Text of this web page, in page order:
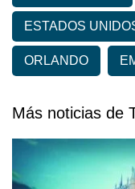
ESTADOS
ORLANDO
Más noticias de